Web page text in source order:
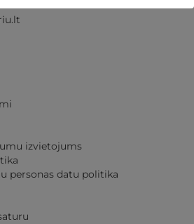
izvietojums
personas datu politika